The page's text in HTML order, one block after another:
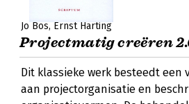
Jo Bos Ernst Harting
Projectmatig creëren
Dit klassieke werk besteedt een
aan projectorganisatie en